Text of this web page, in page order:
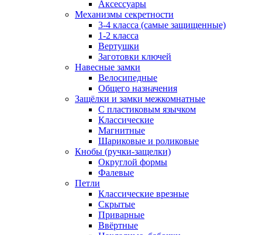
Аксессуары
Механизмы секретности
3-4 класса (самые защищенные)
1-2 класса
Вертушки
Заготовки ключей
Навесные замки
Велосипедные
Общего назначения
Защёлки и замки межкомнатные
С пластиковым язычком
Классические
Магнитные
Шариковые и роликовые
Кнобы (ручки-защелки)
Округлой формы
Фалевые
Петли
Классические врезные
Скрытые
Приварные
Ввёртные